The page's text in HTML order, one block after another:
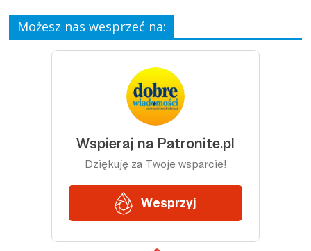
Możesz nas wesprzeć na: